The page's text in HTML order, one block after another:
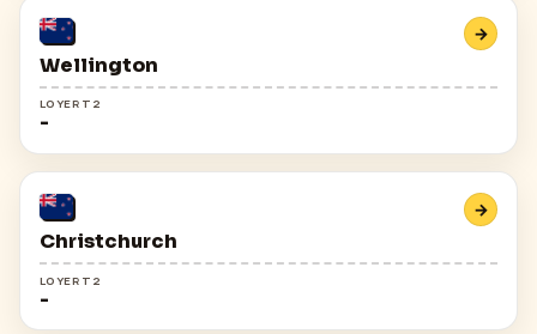
Wellington
→
LOYER T2
-
Christchurch
→
LOYER T2
-